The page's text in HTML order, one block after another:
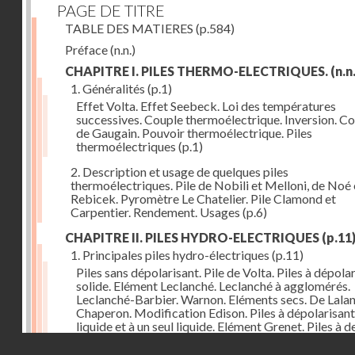
PAGE DE TITRE
TABLE DES MATIERES (p.584)
Préface(n.n.)
CHAPITRE I. PILES THERMO-ELECTRIQUES.
1. Généralités (p.1)
Effet Volta. Effet Seebeck. Loi des températures
successives. Couple thermoélectrique. Inversion.
de Gaugain. Pouvoir thermoélectrique. Piles
thermoélectriques (p.1)
2. Description et usage de quelques piles
thermoélectriques. Pile de Nobili et Melloni, de Noé
Rebicek. Pyromètre Le Chatelier. Pile Clamond et
Carpentier. Rendement. Usages (p.6)
CHAPITRE II. PILES HYDRO-ELECTRIQUES (p.11)
1. Principales piles hydro-électriques (p.11)
Piles sans dépolarisant. Pile de Volta. Piles à
solide. Elément Leclanché. Leclanché à agglomérés.
Leclanché-Barbier. Warnon. Eléments secs. De
Chaperon. Modification Edison. Piles à dépolarisant
liquide et à un seul liquide. Elément Grenet. Piles à